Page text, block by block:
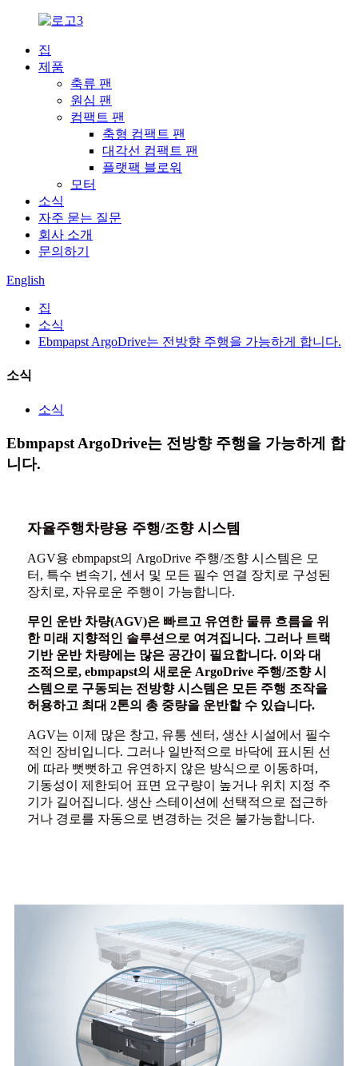
집
제품
축류 팬
원심 팬
컴팩트 팬
축형 컴팩트 팬
대각선 컴팩트 팬
플랫팩 블로워
모터
소식
자주 묻는 질문
회사 소개
문의하기
English
집
소식
Ebmpapst ArgoDrive는 전방향 주행을 가능하게 합니다.
소식
소식
Ebmpapst ArgoDrive는 전방향 주행을 가능하게 합
니다.
자율주행차량용 주행/조향 시스템
AGV용 ebmpapst의 ArgoDrive 주행/조향 시스템은 모
터, 특수 변속기, 센서 및 모든 필수 연결 장치로 구성된
장치로, 자유로운 주행이 가능합니다.
무인 운반 차량(AGV)은 빠르고 유연한 물류 흐름을 위
한 미래 지향적인 솔루션으로 여겨집니다. 그러나 트랙
기반 운반 차량에는 많은 공간이 필요합니다. 이와 대
조적으로, ebmpapst의 새로운 ArgoDrive 주행/조향 시
스템으로 구동되는 전방향 시스템은 모든 주행 조작을
허용하고 최대 2톤의 총 중량을 운반할 수 있습니다.
AGV는 이제 많은 창고, 유통 센터, 생산 시설에서 필수
적인 장비입니다. 그러나 일반적으로 바닥에 표시된 선
에 따라 뻣뻣하고 유연하지 않은 방식으로 이동하며,
기동성이 제한되어 표면 요구량이 높거나 위치 지정 주
기가 길어집니다. 생산 스테이션에 선택적으로 접근하
거나 경로를 자동으로 변경하는 것은 불가능합니다.